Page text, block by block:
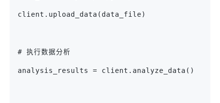
client.upload_data(data_file)
# 执行数据分析
analysis_results = client.analyze_data()